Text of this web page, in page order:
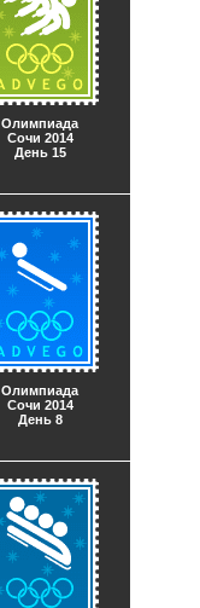
Олимпиада
Сочи 2014
День 15
Олимпиада
Сочи 2014
День 8